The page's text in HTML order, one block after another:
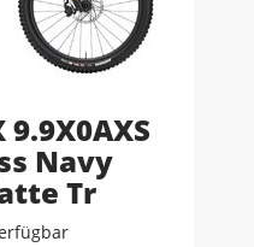
9.9X0AXS
Navy
Tr